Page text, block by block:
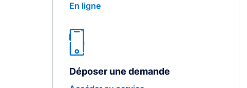
En ligne
Déposer une demande